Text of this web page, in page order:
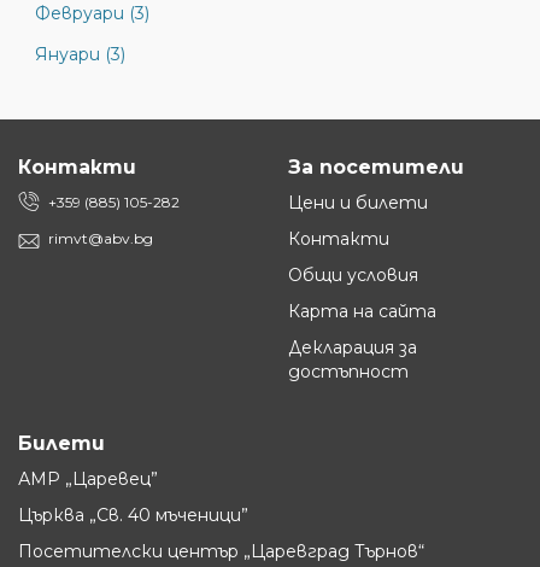
Февруари (3)
Януари (3)
Контакти
+359 (885) 105-282
rimvt@abv.bg
За посетители
Цени и билети
Контакти
Общи условия
Карта на сайта
Декларация за
достъпност
Билети
АМР „Царевец”
Църква „Св. 40 мъченици”
Посетителски център „Царевград Търнов“